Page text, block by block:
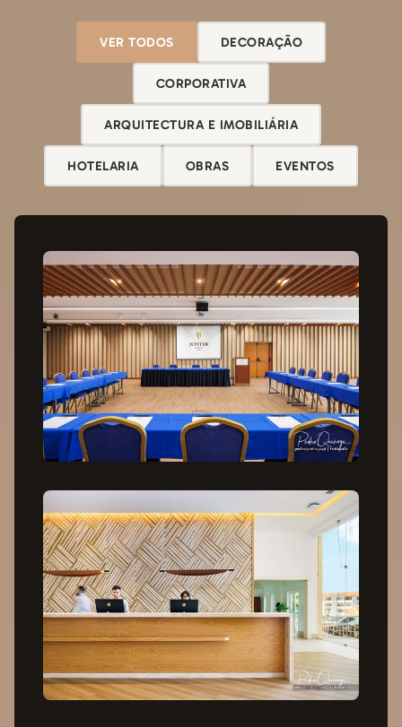
VER TODOS DECORAÇÃO
CORPORATIVA
ARQUITECTURA E IMOBILIÁRIA
HOTELARIA OBRAS EVENTOS